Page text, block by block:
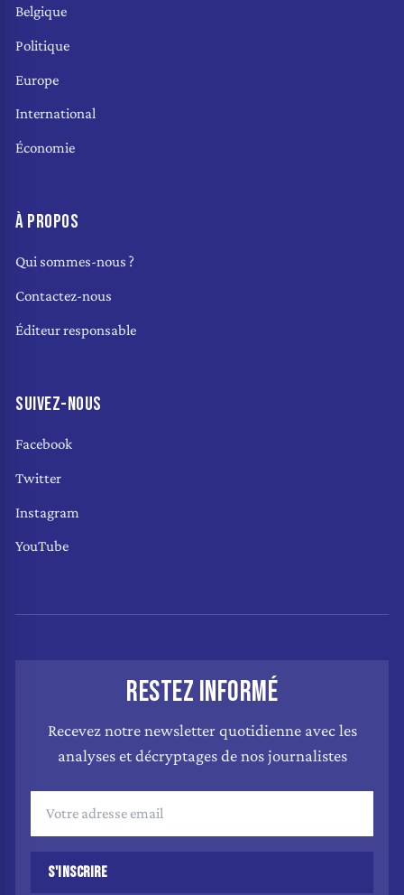
Belgique
Politique
Europe
International
Économie
À PROPOS
Qui sommes-nous ?
Contactez-nous
Éditeur responsable
SUIVEZ-NOUS
Facebook
Twitter
Instagram
YouTube
RESTEZ INFORMÉ
Recevez notre newsletter quotidienne avec les
analyses et décryptages de nos journalistes
S'INSCRIRE